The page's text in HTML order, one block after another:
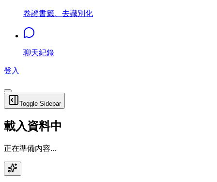
卷證書籤、去識別化
聊天紀錄
登入
Toggle Sidebar
載入資料中
正在準備內容...